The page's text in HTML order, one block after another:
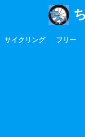
サイクリング フリー